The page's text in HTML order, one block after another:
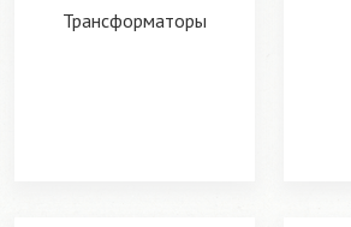
Трансформаторы